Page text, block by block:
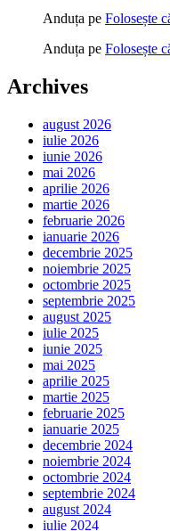
Anduța pe Folosește
Anduța pe Folosește
Archives
august 2026
iulie 2026
iunie 2026
mai 2026
aprilie 2026
martie 2026
februarie 2026
ianuarie 2026
decembrie 2025
noiembrie 2025
octombrie 2025
septembrie 2025
august 2025
iulie 2025
iunie 2025
mai 2025
aprilie 2025
martie 2025
februarie 2025
ianuarie 2025
decembrie 2024
noiembrie 2024
octombrie 2024
septembrie 2024
august 2024
iulie 2024